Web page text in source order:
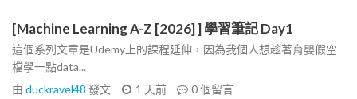
[Machine Learning A-Z [2026] ] 學習筆記 Day1
這個系列文章是Udemy上的課程延伸，因為我個人想趁著育嬰假空
檔學一點data...
由 duckravel48 發文 1 天前 0個留言